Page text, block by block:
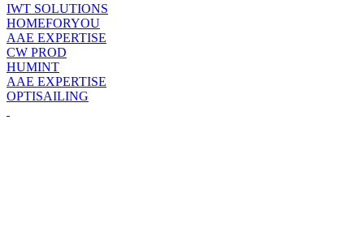
IWT SOLUTIONS
HOMEFORYOU
AAE EXPERTISE
CW PROD
HUMINT
AAE EXPERTISE
OPTISAILING